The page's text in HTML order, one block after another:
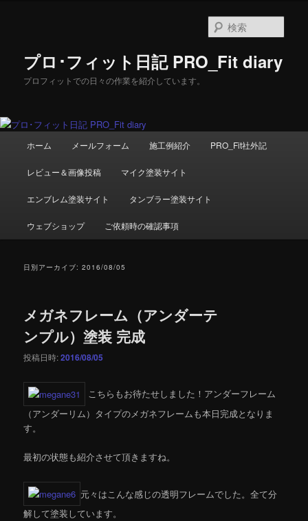
へ
移
プロ･フィット日記 PRO_Fit diary
プロフィットでの日々の作業を紹介しています。
索
ホーム メールフォーム 施工例紹介 PRO_Fit社外記
レビュー＆画像投稿 マイク塗装サイト
エンブレム塗装サイト タンブラー塗装サイト
ウェブショップ ご依頼時の確認事項
日別アーカイブ:2016/08/05
メガネフレーム（アンダーテ
ンプル）塗装 完成
投稿日時:2016/08/05
こちらもお待たせしました！アンダーフレーム
（アンダーリム）タイプのメガネフレームも本日完成となりま
す。
最初の状態も紹介させて頂きますね。
元々はこんな感じの透明フレームでした。全て分
解して塗装しています。